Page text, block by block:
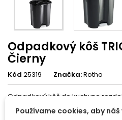
Odpadkový kôš
Čierny
Kód 25319 Značka:Rotho
Odpadkový kôš do kuchyne
15 litrov a 1 x 10 litrov. Tlmiaci
zatváranie vrchného krytu.
Používame cookies, aby